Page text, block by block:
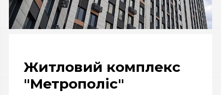
Житловий комплекс
"Метрополіс"